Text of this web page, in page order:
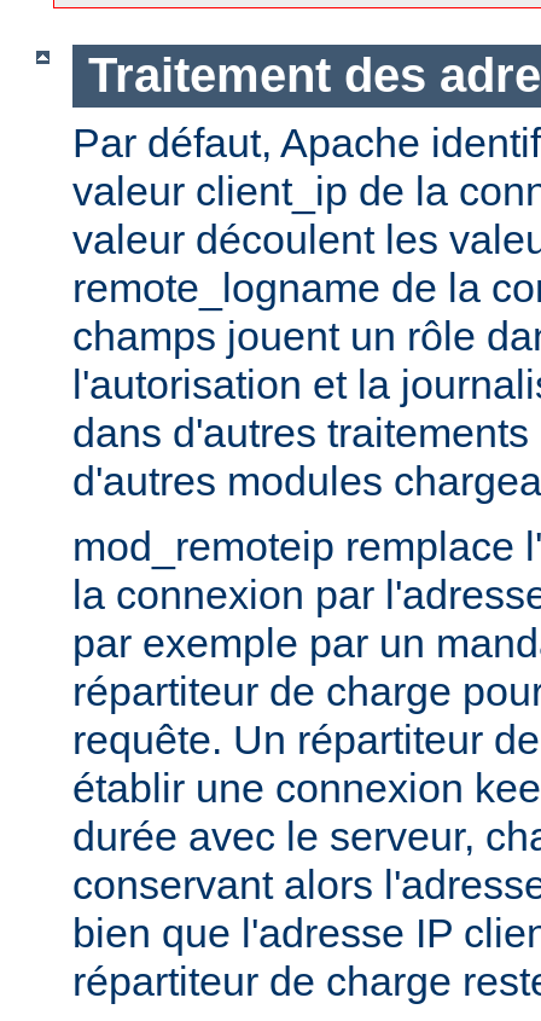
Traitement des
Par défaut, Apache
valeur client_ip de la
valeur découlent les
remote_logname de la
champs jouent un rôle
l'autorisation et la
dans d'autres
d'autres modules
mod_remoteip remplace
la connexion par
par exemple par un
répartiteur de charge
requête. Un répartiteur
établir une connexion
durée avec le serveur,
conservant alors
bien que l'adresse IP
répartiteur de charge